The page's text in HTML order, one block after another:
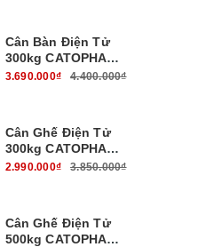
Cân Bàn Điện Tử
300kg CATOPHA
B19W300B56
3.690.000₫ 4.400.000₫
Cân Ghế Điện Tử
300kg CATOPHA
B19W300G45
2.990.000₫ 3.850.000₫
Cân Ghế Điện Tử
500kg CATOPHA